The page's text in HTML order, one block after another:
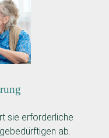
sie erforderliche
ab.